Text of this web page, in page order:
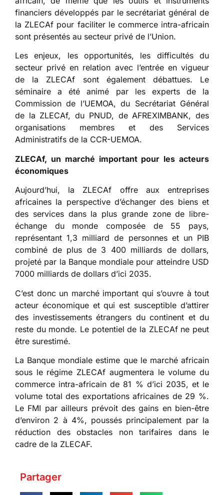
financiers développés par le secrétariat général de
la ZLECAf pour faciliter le commerce intra-africain
sont présentés au secteur privé de l’Union.
Les enjeux, les opportunités, les difficultés du
secteur privé en relation avec l’entrée en vigueur
de la ZLECAf sont également débattues. Le
séminaire a été animé par les experts de la
Commission de l’UEMOA, du Secrétariat Général
de la ZLECAf, du PNUD, de AFREXIMBANK, des
organisations membres et des Services
Administratifs de la CCR-UEMOA.
ZLECAf, un marché important pour les acteurs
économiques
Aujourd’hui, la ZLECAf offre aux entreprises
africaines la perspective d’échanger des biens et
des services dans la plus grande zone de libre-
échange du monde composée de 55 pays,
représentant 1,3 milliard de personnes et un PIB
combiné de plus de 3 400 milliards de dollars,
projeté par la Banque mondiale pour atteindre USD
7000 milliards de dollars d’ici 2035.
C’est donc un marché important qui s’ouvre à tout
acteur économique et qui est susceptible d’attirer
des investissements étrangers du continent et du
reste du monde. Le potentiel de la ZLECAf ne peut
être surestimé.
La Banque mondiale estime que le marché africain
sous le régime ZLECAf augmentera le volume du
commerce intra-africain de 81 % d’ici 2035, et le
volume total des exportations africaines de 29 %.
Le FMI par ailleurs prévoit des gains en bien-être
d’environ 2 à 4%, poussés principalement par la
réduction des obstacles non tarifaires dans le
cadre de la ZLECAF.
Partager